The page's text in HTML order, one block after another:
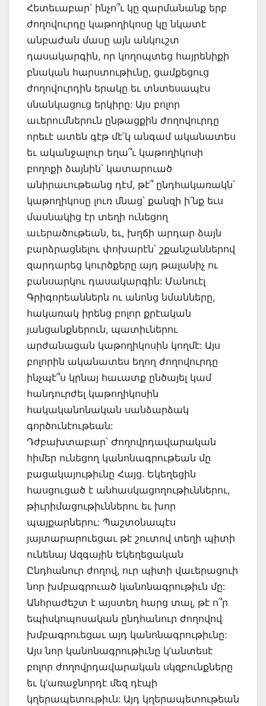
Հետեւաբար՝ ինչո՞ւ կը զարմանանք երբ
ժողովուրդը կաթողիկոսը կը նկատէ
անբաժան մասը այն անկուշտ
դասակարգին, որ կողոպտեց հայրենիքի
բնական հարստութիւնը, ցամքեցուց
ժողովուրդին երակը եւ տնտեսապէս
սնանկացուց երկիրը: Այս բոլոր
աւերումներուն ընթացքին ժողովուրդը
որեւէ ատեն գէթ մէ՛կ անգամ ականատես
եւ ականջալուր եղա՞ւ կաթողիկոսի
բողոքի ձայնին՝ կատարուած
անիրաւութեանց դէմ, թէ՞ ընդհակառակն՝
կաթողիկոսը լուռ մնաց՝ քանզի ի՛նք եւս
մասնակից էր տեղի ունեցող
աւերածութեան, եւ, խղճի արդար ձայն
բարձրացնելու փոխարէն՝ շքանշաններով
զարդարեց կուրծքերը այդ թալանիչ ու
բանսարկու դասակարգին: Մանուէլ
Գրիգորեաններն ու անոնց նմանները,
հակառակ իրենց բոլոր քրէական
յանցանքներուն, պատիւներու
արժանացան կաթողիկոսին կողմէ: Այս
բոլորին ականատես եղող ժողովուրդը
ինչպէ՞ս կրնայ հաւատք ընծայել կամ
հանդուրժել կաթողիկոսին
հակականոնական սանձարձակ
գործունէութեան:
Դժբախտաբար՝ Ժողովրդավարական
հիմեր ունեցող կանոնագրութեան մը
բացակայութիւնը Հայց. Եկեղեցին
հասցուցած է անհասկացողութիւններու,
թիւրիմացութիւններու եւ խոր
պայքարներու: Պաշտօնապէս
յայտարարուեցաւ թէ շուտով տեղի պիտի
ունենայ Ազգային Եկեղեցական
Ընդհանուր ժողով, ուր պիտի վաւերացուի
նոր խմբագրուած կանոնագրութիւն մը:
Անհրաժեշտ է այստեղ հարց տալ, թէ ո՞ր
եպիսկոպոսական ընդհանուր ժողովով
խմբագրուեցաւ այդ կանոնագրութիւնը:
Այս նոր կանոնագրութիւնը կ’անտեսէ
բոլոր ժողովրդավարական սկզբունքները
եւ կ’առաջնորդէ մեզ դէպի
կղերապետութիւն: Այդ կղերապետութեան